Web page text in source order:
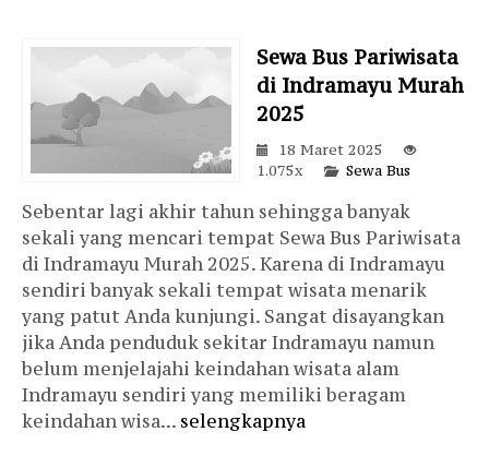
Sewa Bus Pariwisata
di Indramayu Murah
2025
18 Maret 2025
1.075x
Sewa Bus
Sebentar lagi akhir tahun sehingga banyak
sekali yang mencari tempat Sewa Bus Pariwisata
di Indramayu Murah 2025. Karena di Indramayu
sendiri banyak sekali tempat wisata menarik
yang patut Anda kunjungi. Sangat disayangkan
jika Anda penduduk sekitar Indramayu namun
belum menjelajahi keindahan wisata alam
Indramayu sendiri yang memiliki beragam
keindahan wisa... selengkapnya